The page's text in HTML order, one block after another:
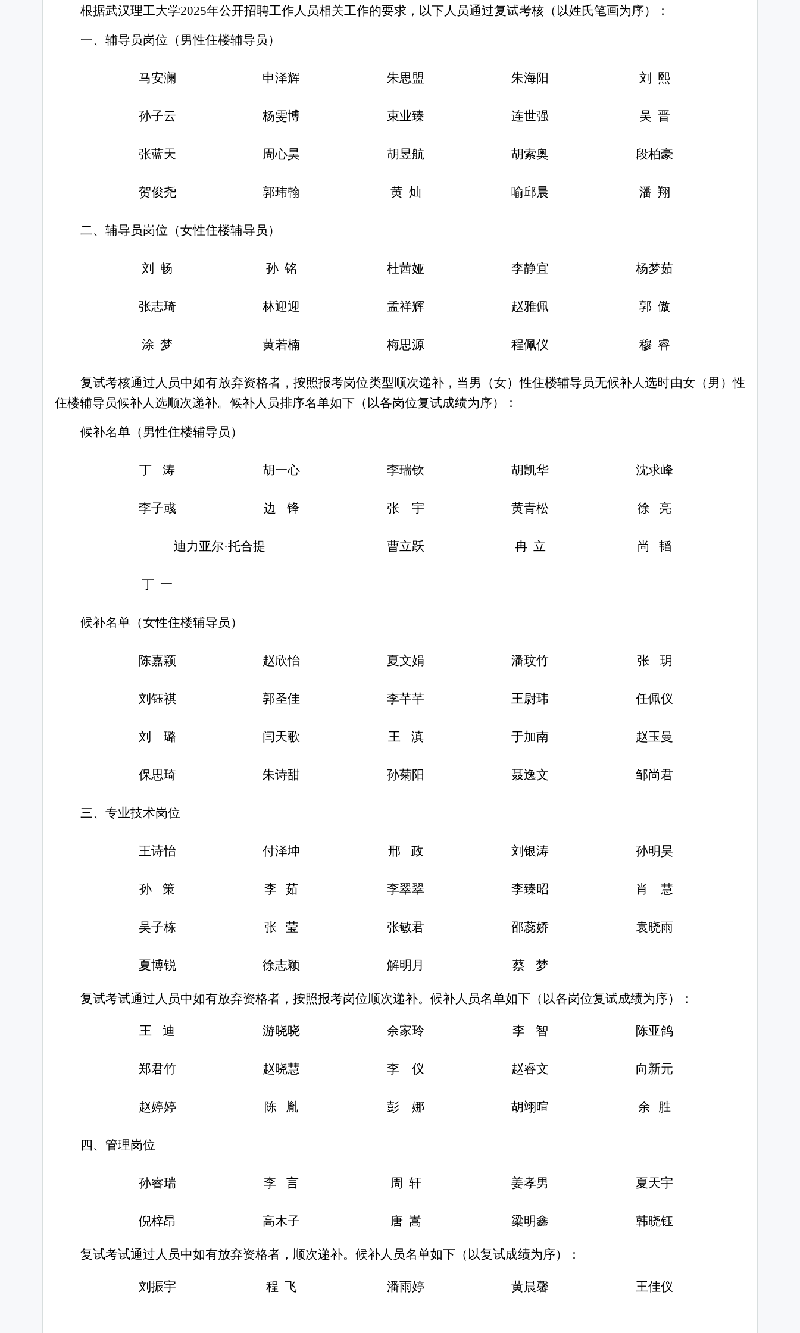
根据武汉理工大学2025年公开招聘工作人员相关工作的要求 ， 以下人员通过复试考核（以姓氏笔画为序） ：
一、 辅导员岗位 （ 男性住楼辅导员 ）
马安澜 申泽辉 朱思盟 朱海阳 刘 熙
孙子云 杨雯博 束业臻 连世强 吴 晋
张蓝天 周心昊 胡昱航 胡索奥 段柏豪
贺俊尧 郭玮翰 黄 灿 喻邱晨 潘 翔
二、 辅导员岗位 （女性住楼辅导员 ）
刘 畅 孙 铭 杜茜娅 李静宜 杨梦茹
张志琦 林迎迎 孟祥辉 赵雅佩 郭 傲
涂 梦 黄若楠 梅思源 程佩仪 穆 睿
复试考核通过人员中如有放弃资格者，按照报考岗位类型顺次递补，当男（女）性住楼辅导员无候补人选时由女（男）性
住楼辅导员候补人选顺次递补。候补人员排序名单如下 （以各岗位复试成绩为序） ：
候补名单（ 男性住楼辅导员 ）
丁 涛 胡一心 李瑞钦 胡凯华 沈求峰
李子彧 边 锋 张 宇 黄青松 徐 亮
迪力亚尔·托合提 曹立跃 冉 立 尚 韬
丁 一
候补名单（女性住楼辅导员 ）
陈嘉颖 赵欣怡 夏文娟 潘玟竹 张 玥
刘钰祺 郭圣佳 李芊芊 王尉玮 任佩仪
刘 璐 闫天歌 王 滇 于加南 赵玉曼
保思琦 朱诗甜 孙菊阳 聂逸文 邹尚君
三、 专业技术岗位
王诗怡 付泽坤 邢 政 刘银涛 孙明昊
孙 策 李 茹 李翠翠 李臻昭 肖 慧
吴子栋 张 莹 张敏君 邵蕊娇 袁晓雨
夏博锐 徐志颖 解明月 蔡 梦
复试考试通过人员中如有放弃资格者，按照报考岗位顺次递补。候补人员名单如下（以各岗位复试成绩为序）：
王 迪 游晓晓 余家玲 李 智 陈亚鸽
郑君竹 赵晓慧 李 仪 赵睿文 向新元
赵婷婷 陈 胤 彭 娜 胡翊暄 余 胜
四、 管理岗位
孙睿瑞 李 言 周 轩 姜孝男 夏天宇
倪梓昂 高木子 唐 嵩 梁明鑫 韩晓钰
复试考试通过人员中如有放弃资格者，顺次递补。候补人员名单如下（以复试成绩为序）：
刘振宇 程 飞 潘雨婷 黄晨馨 王佳仪